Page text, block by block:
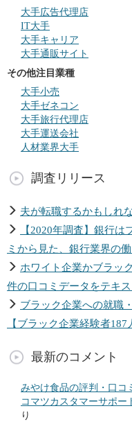
大手広告代理店
IT大手
大手キャリア
大手通販サイト
その他注目業種
大手小売
大手ゼネコン
大手旅行代理店
大手運送会社
人材業界大手
調査リリース
夫が転職するかもしれ
【2020年調査】銀行
ミから見た、銀行業界の
ホワイト企業かブラッ
件の口コミデータをテキ
ブラック企業への就職
【ブラック企業経験者187
最新のコメント
みやけ食品の評判・口コ
コマツカスタマーサポー
り